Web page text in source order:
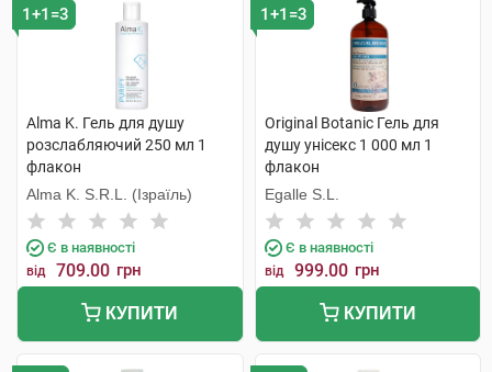
1+1=3
Alma K. Гель для душу
розслабляючий 250 мл 1
флакон
Alma K. S.R.L. (Ізраїль)
Є в наявності
від 709.00 грн
КУПИТИ
1+1=3
Original Botanic Гель для
душу унісекс 1 000 мл 1
флакон
Egalle S.L.
Є в наявності
від 999.00 грн
КУПИТИ